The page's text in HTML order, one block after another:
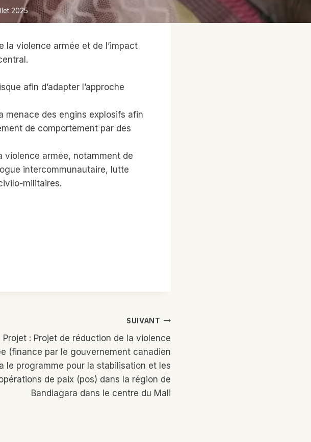
2025
la violence armée et de l’impact
afin d’adapter l’approche
menace des engins explosifs afin
de comportement par des
violence armée, notamment de
intercommunautaire, lutte
militaires.
SUIVANT
Projet : Projet de réduction de la violence
(finance par le gouvernement canadien
le programme pour la stabilisation et les
de paix (pos) dans la région de
Bandiagara dans le centre du Mali